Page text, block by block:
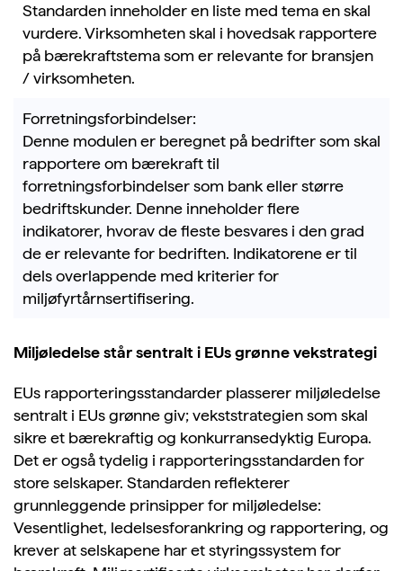
Standarden inneholder en liste med tema en skal
vurdere. Virksomheten skal i hovedsak rapportere
på bærekraftstemasom er relevante for bransjen
/ virksomheten.
Forretningsforbindelser:
Denne modulen er beregnet på bedrifter som skal
rapportere om bærekraft til
forretningsforbindelser som bank eller større
bedriftskunder. Denne inneholder flere
indikatorer, hvorav de fleste besvares i den grad
de er relevante for bedriften. Indikatorene er til
dels overlappende med kriterier for
miljøfyrtårnsertifisering.
Miljøledelse står sentralt i EUs grønne vekstrategi
EUs rapporteringsstandarder plasserer miljøledelse
sentralt i EUs grønne giv; vekststrategien som skal
sikre et bærekraftig og konkurransedyktig Europa.
Det er også tydelig i rapporteringsstandarden for
store selskaper. Standarden reflekterer
grunnleggende prinsipper for miljøledelse:
Vesentlighet, ledelsesforankring og rapportering, og
krever at selskapene har et styringssystem for